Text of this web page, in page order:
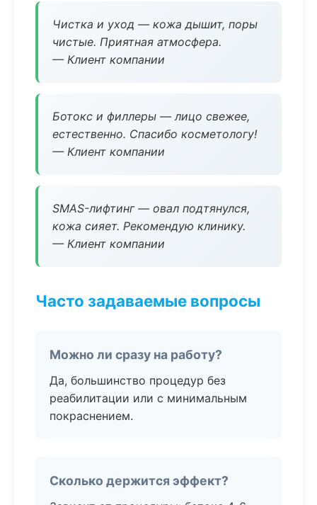
Чистка и уход — кожа дышит, поры
чистые. Приятная атмосфера.
— Клиент компании
Ботокс и филлеры — лицо свежее,
естественно. Спасибо косметологу!
— Клиент компании
SMAS-лифтинг — овал подтянулся,
кожа сияет. Рекомендую клинику.
— Клиент компании
Часто задаваемые вопросы
Можно ли сразу на работу?
Да, большинство процедур без
реабилитации или с минимальным
покраснением.
Сколько держится эффект?